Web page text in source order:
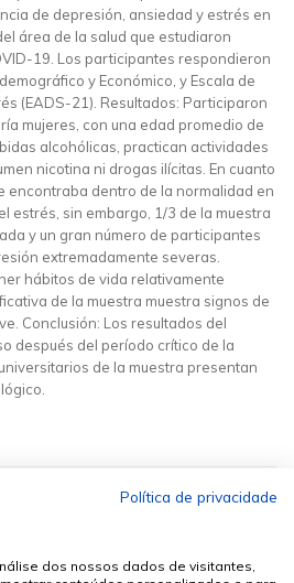
de depresión, ansiedad y estrés en
área de la salud que estudiaron
19. Los participantes respondieron
y Económico, y Escala de
(EADS-21). Resultados: Participaron
mujeres, con una edad promedio de
alcohólicas, practican actividades
nicotina ni drogas ilícitas. En cuanto
encontraba dentro de la normalidad en
estrés, sin embargo, 1/3 de la muestra
y un gran número de participantes
extremadamente severas.
hábitos de vida relativamente
de la muestra muestra signos de
Conclusión: Los resultados del
después del período crítico de la
de la muestra presentan
Política de privacidade
dos nossos dados de visitantes,